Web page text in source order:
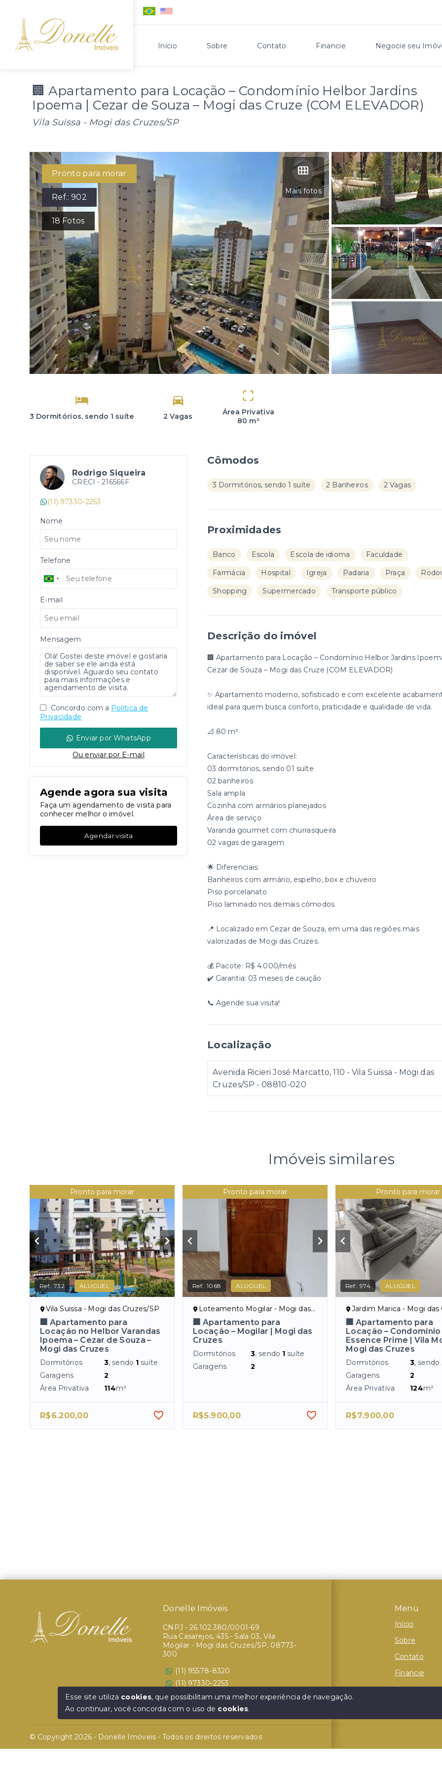
Início Sobre Contato Financie Negocie seu
🏢 Apartamento para Locação – Condomínio Helbor Jardins
Ipoema | Cezar de Souza – Mogi das Cruze (COM ELEVADOR)
Vila Suissa - Mogi das Cruzes/SP
Mais fotos
Pronto para morar
Ref.:902
18 Fotos
3 Dormitórios, sendo 1 suíte 2 Vagas
Área Privativa
80 m²
Rodrigo Siqueira
CRECI - 216566F
(11) 97330-2253
Nome
Telefone
E-mail
Mensagem
Concordo com a Política de
Privacidade
Enviar por WhatsApp
Ou enviar por E-mail
Agende agora sua visita
Faça um agendamento de visita para
conhecer melhor o imóvel.
Agendar visita
Cômodos
3 Dormitórios, sendo 1 suíte 2 Banheiros 2 Vagas
Proximidades
Banco Escola Escola de idioma Faculdade
Farmácia Hospital Igreja Padaria Praça
Shopping Supermercado Transporte público
Descrição do imóvel
🏢 Apartamento para Locação – Condomínio Helbor Jardins
Cezar de Souza – Mogi das Cruze (COM ELEVADOR)
✨ Apartamento moderno, sofisticado e com excelente
ideal para quem busca conforto, praticidade e qualidade de vida.
📐 80 m²
Características do imóvel:
03 dormitórios, sendo 01 suíte
02 banheiros
Sala ampla
Cozinha com armários planejados
Área de serviço
Varanda gourmet com churrasqueira
02 vagas de garagem
🌟 Diferenciais:
Banheiros com armário, espelho, box e chuveiro
Piso porcelanato
Piso laminado nos demais cômodos
📍 Localizado em Cezar de Souza, em uma das regiões mais
valorizadas de Mogi das Cruzes.
💰 Pacote: R$ 4.000/mês
✔️ Garantia: 03 meses de caução
📞 Agende sua visita!
Localização
Avenida Ricieri José Marcatto, 110 - Vila Suissa - Mogi das
Cruzes/SP - 08810-020
Imóveis similares
Pronto para morar
Ref.:732 ALUGUEL
Vila Suissa - Mogi das Cruzes/SP
🏢 Apartamento para
Locação no Helbor Varandas
Ipoema – Cezar de Souza –
Mogi das Cruzes
Dormitórios 3, sendo 1 suíte
Garagens
2
Área Privativa
114m²
R$6.200,00
Pronto para morar
Ref.:1068 ALUGUEL
Loteamento Mogilar - Mogi das Cruzes/SP
🏢 Apartamento para
Locação – Mogilar | Mogi das
Cruzes
Dormitórios 3, sendo 1 suíte
Garagens
2
R$5.900,00
Pronto para morar
Ref.:974 ALUGUEL
Jardim Marica - Mogi das
🏢 Apartamento para
Locação – Condomínio
Essence Prime | Vila
Mogi das Cruzes
Dormitórios 3, sendo
Garagens
2
Área Privativa
124m²
R$7.900,00
Menu
Início
Sobre
Contato
Financie
Negocie
Donelle Imóveis
CNPJ - 26.102.380/0001-69
Rua Casarejos, 435 - Sala 03, Vila
Mogilar - Mogi das Cruzes/SP, 08773-
300
(11) 95578-8320
(11) 97330-2253
Ver e-mail
© Copyright 2026 - Donelle Imóveis - Todos os direitos reservados
Esse site utiliza cookies, que possibilitam uma melhor experiência de navegação.
Ao continuar, você concorda com o uso de cookies.